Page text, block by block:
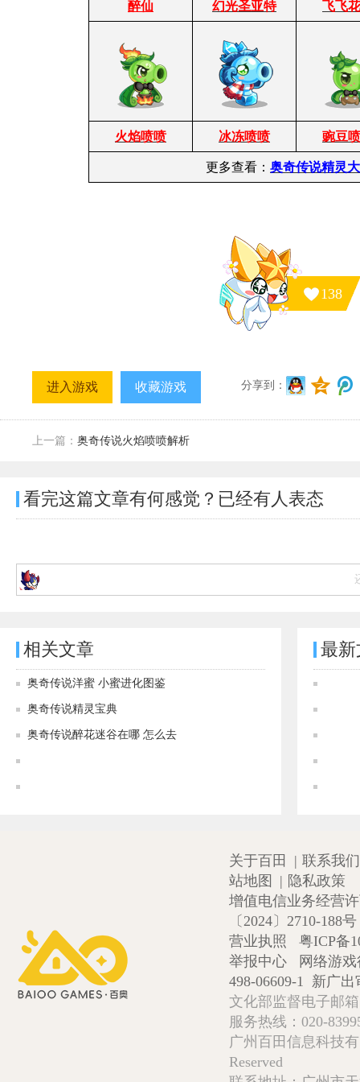
醉仙 幻光圣亚特 飞飞
火焰喷喷 冰冻喷喷 豌豆
更多查看： 奥奇传说精灵
138
进入游戏 收藏游戏 分享到：
上一篇： 奥奇传说火焰喷喷解析
看完这篇文章有何感觉？已经有人表态
相关文章
奥奇传说洋蜜 小蜜进化图鉴
奥奇传说精灵宝典
奥奇传说醉花迷谷在哪 怎么去
最
关于百田 | 联系我们
站地图
| 隐私政策
增值电信业务经营
〔2024〕2710-188号
营业执照
粤ICP备
举报中心
网络游
498-06609-1 新广出
文化部监督电子邮
服务热线：020-
广州百田信息科技
Reserved